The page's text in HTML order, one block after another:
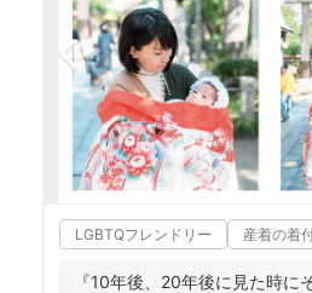
LGBTQフレンドリー 産着の着
『10年後、20年後に見た時に